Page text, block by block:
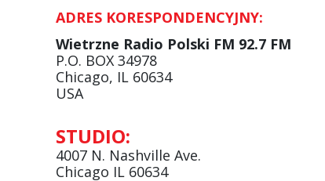
ADRES KORESPONDENCYJNY:
Wietrzne Radio Polski FM 92.7 FM
P.O. BOX 34978
Chicago, IL 60634
USA
STUDIO:
4007 N. Nashville Ave.
Chicago IL 60634
Krzysztof Wawer:
Komentator
facebook